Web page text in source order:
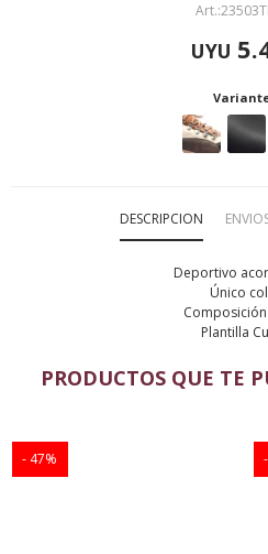
UYU
DESCRIPCION
Deportivo
Único
Plantilla
PRODUCTOS QUE TE
47